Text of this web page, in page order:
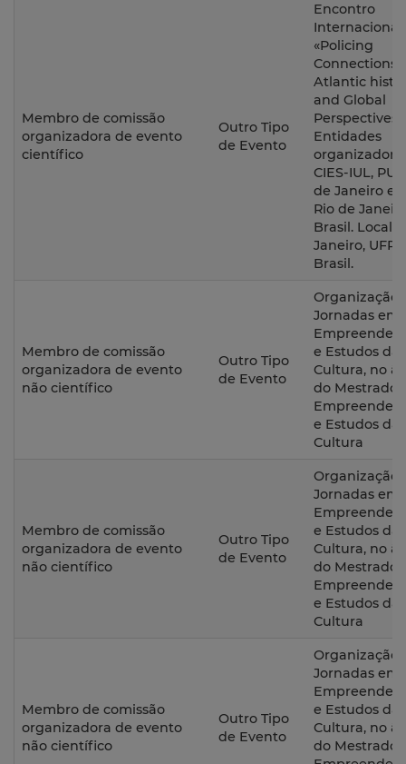
Membro de comissão
organizadora de evento
científico
Outro Tipo
de Evento
Encontro
Internacional
«Policing
Connections:
Atlantic
and Global
Perspectives».
Entidades
CIES-IUL,
de Janeiro e
Rio de
Brasil. Local:
Janeiro, UFRJ,
Brasil.
Membro de comissão
organizadora de evento
não científico
Outro Tipo
de Evento
Organização
Jornadas em
e Estudos da
Cultura, no
do Mestrado
e Estudos da
Cultura
Membro de comissão
organizadora de evento
não científico
Outro Tipo
de Evento
Organização
Jornadas em
e Estudos da
Cultura, no
do Mestrado
e Estudos da
Cultura
Membro de comissão
organizadora de evento
não científico
Outro Tipo
de Evento
Organização
Jornadas em
e Estudos da
Cultura, no
do Mestrado